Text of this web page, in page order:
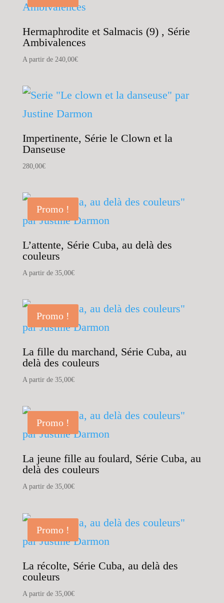
Hermaphrodite et Salmacis (9) , Série
Ambivalences
A partir de 240,00€
Impertinente, Série le Clown et la
Danseuse
280,00€
Promo !
L’attente, Série Cuba, au delà des
couleurs
A partir de 35,00€
Promo !
La fille du marchand, Série Cuba, au
delà des couleurs
A partir de 35,00€
Promo !
La jeune fille au foulard, Série Cuba, au
delà des couleurs
A partir de 35,00€
Promo !
La récolte, Série Cuba, au delà des
couleurs
A partir de 35,00€